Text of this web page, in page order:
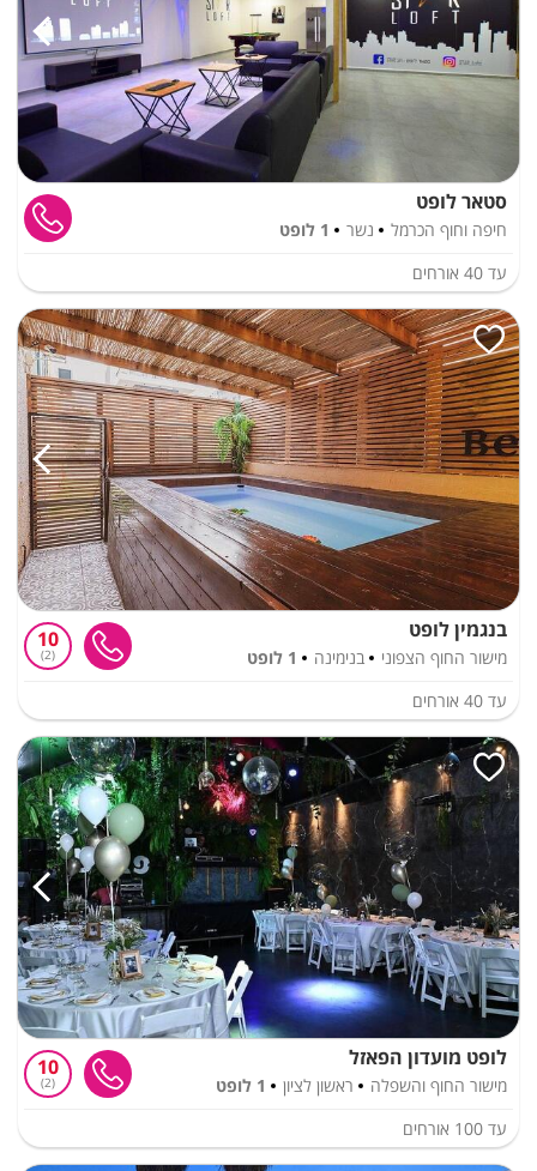
סטאר לופט
חיפה וחוף הכרמל נשר
1 לופט
עד 40 אורחים
בנגמין לופט
מישור החוף הצפוני בנימינה 1 לופט
10
2
עד 40 אורחים
לופט מועדון הפאזל
מישור החוף והשפלה ראשון לציון 1 לופט
10
2
עד 100 אורחים